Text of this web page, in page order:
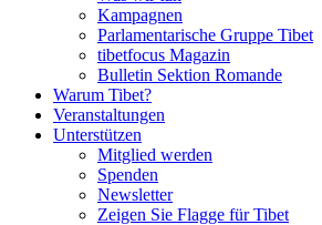
Kampagnen
Parlamentarische Gruppe Tibet
tibetfocus Magazin
Bulletin Sektion Romande
Warum Tibet?
Veranstaltungen
Unterstützen
Mitglied werden
Spenden
Newsletter
Zeigen Sie Flagge für Tibet